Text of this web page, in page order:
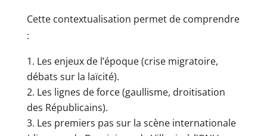
Cette contextualisation permet de comprendre
:
Les enjeux de l’époque (crise migratoire,
débats sur la laïcité).
Les lignes de force (gaullisme, droitisation
des Républicains).
Les premiers pas sur la scène internationale